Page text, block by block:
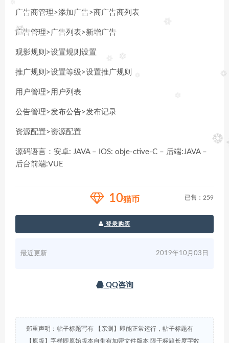
广告商管理>添加广告>商广告商列表
广告管理>广告列表>新增广告
观影规则>设置规则设置
推广规则>设置等级>设置推广规则
用户管理>用户列表
公告管理>发布公告>发布记录
资源配置>资源配置
源码语言：安卓: JAVA – IOS: obje-ctive-C – 后端:JAVA –
后台前端:VUE
10猫币 已售：259
登录购买
最近更新 2019年10月03日
QQ咨询
郑重声明：帖子标题写有 【亲测】即能正常运行，帖子标题有
【原版】字样即原始版本自带有加密文件版本 限于标题长度字数